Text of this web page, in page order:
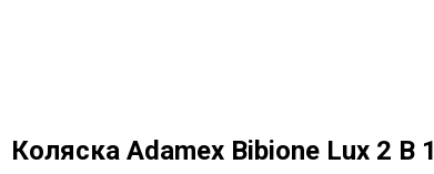
Коляска Adamex Bibione Lux 2 В 1